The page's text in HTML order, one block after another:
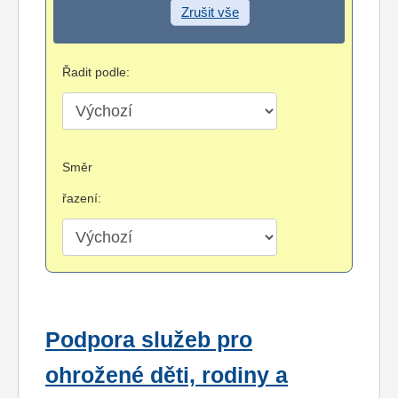
Zrušit vše
Řadit podle:
Směr
řazení:
Podpora služeb pro
ohrožené děti, rodiny a